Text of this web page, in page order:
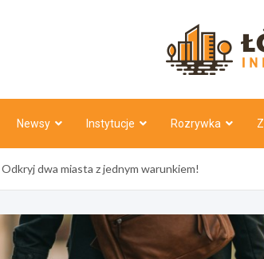
Newsy Instytucje Rozrywka
dwa miasta z jednym warunkiem!